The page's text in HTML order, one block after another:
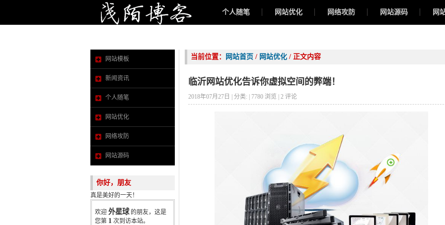
个人随笔 网站优化 网络攻防 网站源码 网
网站模板
新闻资讯
个人随笔
网站优化
网络攻防
网站源码
你好，朋友
真是美好的一天！
欢迎 外星球 的朋友，这是
您第 1 次到访本站。
当前位置： 网站首页 / 网站优化 / 正文内容
临沂网站优化告诉你虚拟空间的弊端！
2018年07月27日 | 分类: | 7780 浏览 | 2 评论